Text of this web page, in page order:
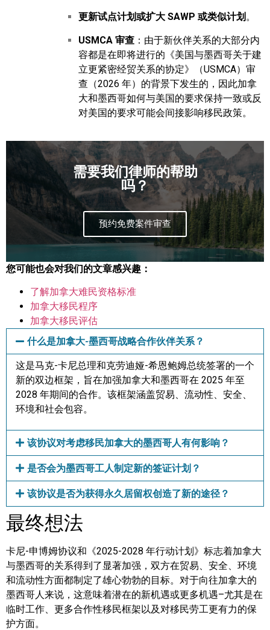
更新试点计划或扩大 SAWP 或类似计划 。
USMCA 审查 ：由于新伙伴关系的大部分内
容都是在即将进行的《美国与墨西哥关于建
立更紧密经贸关系的协定》（USMCA）审
查（2026 年）的背景下发生的，因此加拿
大和墨西哥如何与美国的要求保持一致或反
对美国的要求可能会间接影响移民政策。
需要我们律师的帮助
吗？
预约免费案件审查
您可能也会对我们的文章感兴趣：
了解加拿大难民资格标准
加拿大移民程序
加拿大移民评估
什么是加拿大-墨西哥战略合作伙伴关系？
这是马克-卡尼总理和克劳迪娅-希恩鲍姆总统签署的一个
新的双边框架，旨在加强加拿大和墨西哥在 2025 年至
2028 年期间的合作。该框架涵盖贸易、流动性、安全、
环境和社会包容。
该协议对考虑移民加拿大的墨西哥人有何影响？
是否会为墨西哥工人制定新的签证计划？
该协议是否为获得永久居留权创造了新的途径？
最终想法
卡尼-申博姆协议和《2025-2028 年行动计划》标志着加拿大
与墨西哥的关系得到了显著加强，双方在贸易、安全、环境
和流动性方面都制定了雄心勃勃的目标。对于向往加拿大的
墨西哥人来说，这意味着潜在的新机遇或更多机遇–尤其是在
临时工作、更多合作性移民框架以及对移民劳工更有力的保
护方面。